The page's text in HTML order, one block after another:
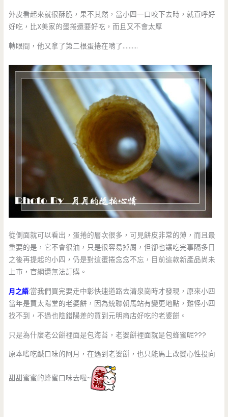
外皮看起來就很酥脆，果不其然，當小四一口咬下去時，就直呼好
好吃，比X美家的蛋捲還要好吃，而且又不會太厚
轉眼間，他又拿了第二根蛋捲在啃了……….
從側面就可以看出，蛋捲的層次很多，可見餅皮非常的薄，而且最
重要的是，它不會很油，只是很容易掉屑，但卻也讓吃完事隔多日
之後再提起的小四，仍是對這蛋捲念念不忘，目前這款新產品尚未
上市，官網還無法訂購。
月之語:當我們買完要走中彰快速道路去清泉崗時才發現，原來小四
當年是買太陽堂的老婆餅，因為統聯朝馬站有變更地點，難怪小四
找不到，不過也陰錯陽差的買到元明商店好吃的老婆餅。
只是為什麼老公餅裡面是包海苔，老婆餅裡面就是包蜂蜜呢???
原本嗜吃鹹口味的阿月，在遇到老婆餅，也只能馬上改變心性投向
甜甜蜜蜜的蜂蜜口味去啦~